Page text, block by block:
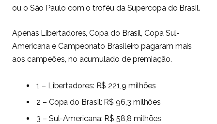
ou o São Paulo com o troféu da Supercopa do Brasil.
Apenas Libertadores, Copa do Brasil, Copa Sul-
Americana e Campeonato Brasileiro pagaram mais
aos campeões, no acumulado de premiação.
1 – Libertadores: R$ 221,9 milhões
2 – Copa do Brasil: R$ 96,3 milhões
3 – Sul-Americana: R$ 58,8 milhões